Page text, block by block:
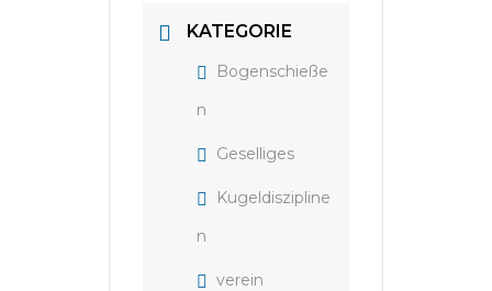
KATEGORIE
Bogenschieße
n
Geselliges
Kugeldiszipline
n
verein